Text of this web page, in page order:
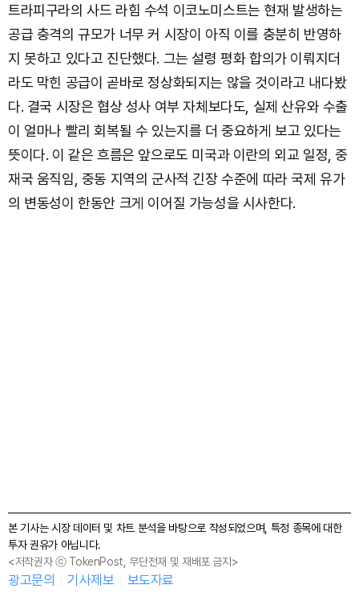
트라피구라의 사드 라힘 수석 이코노미스트는 현재 발생하는
공급 충격의 규모가 너무 커 시장이 아직 이를 충분히 반영하
지 못하고 있다고 진단했다. 그는 설령 평화 합의가 이뤄지더
라도 막힌 공급이 곧바로 정상화되지는 않을 것이라고 내다봤
다. 결국 시장은 협상 성사 여부 자체보다도, 실제 산유와 수출
이 얼마나 빨리 회복될 수 있는지를 더 중요하게 보고 있다는
뜻이다. 이 같은 흐름은 앞으로도 미국과 이란의 외교 일정, 중
재국 움직임, 중동 지역의 군사적 긴장 수준에 따라 국제 유가
의 변동성이 한동안 크게 이어질 가능성을 시사한다.
본 기사는 시장 데이터 및 차트 분석을 바탕으로 작성되었으며, 특정 종목에 대한
투자 권유가 아닙니다.
<저작권자 ⓒ TokenPost, 무단전재 및 재배포 금지>
광고문의 기사제보 보도자료